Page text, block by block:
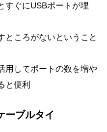
すぐにUSBポートが埋
ところがないということ
用してポートの数を増や
と便利
ーブルタイ